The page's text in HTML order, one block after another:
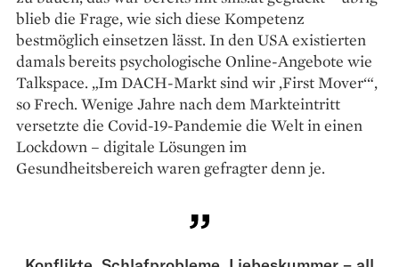
blieb die Frage, wie sich diese Kompetenz
bestmöglich einsetzen lässt. In den USA existierten
damals bereits psychologische Online-Angebote wie
Talkspace. „Im DACH-Markt sind wir ,First Mover‘“,
so Frech. Wenige Jahre nach dem Markteintritt
versetzte die Covid-19-Pandemie die Welt in einen
Lockdown – digitale Lösungen im
Gesundheitsbereich waren gefragter denn je.